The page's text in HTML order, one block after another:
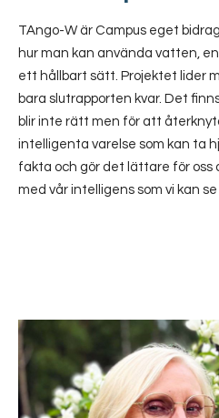
TAngo-W är Campus eget
hur man kan använda vatten,
ett hållbart sätt. Projektet lider
bara slutrapporten kvar. Det
blir inte rätt men för att
intelligenta varelse som kan ta
fakta och gör det lättare för
med vår intelligens som vi kan